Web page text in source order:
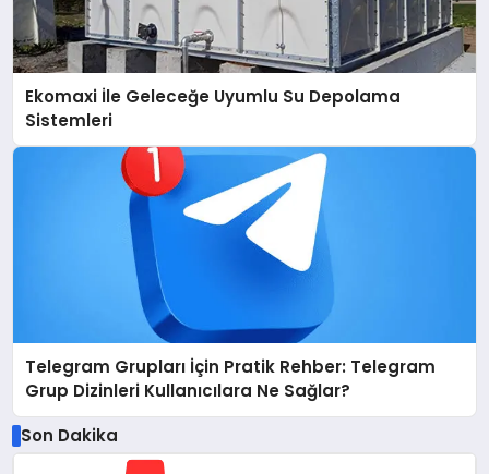
Ekomaxi İle Geleceğe Uyumlu Su Depolama
Sistemleri
Telegram Grupları İçin Pratik Rehber: Telegram
Grup Dizinleri Kullanıcılara Ne Sağlar?
Son Dakika